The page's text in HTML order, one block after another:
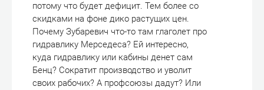
потому что будет дефицит. Тем более со
скидками на фоне дико растущих цен.
Почему Зубаревич что-то там глаголет про
гидравлику Мерседеса? Ей интересно,
куда гидравлику или кабины денет сам
Бенц? Сократит производство и уволит
своих рабочих? А профсоюзы дадут? Или